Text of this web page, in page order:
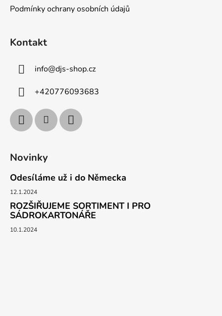
Podmínky ochrany osobních údajů
Kontakt
info@djs-shop.cz
+420776093683
Novinky
Odesíláme už i do Německa
12.1.2024
ROZŠIŘUJEME SORTIMENT I PRO
SÁDROKARTONÁŘE
10.1.2024